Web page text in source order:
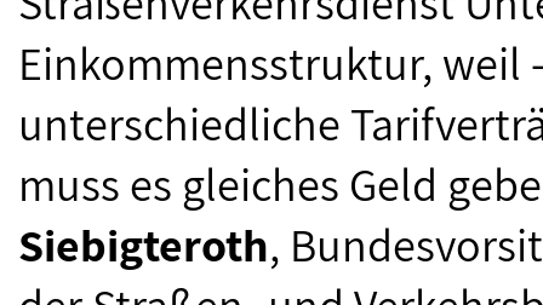
Einkommensstruktur, weil
unterschiedliche
muss es gleiches Geld
Siebigteroth,